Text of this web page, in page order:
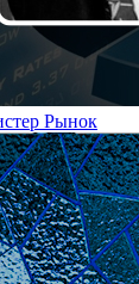
Рынок